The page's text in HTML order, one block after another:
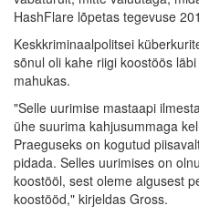
HashFlare lõpetas tegevuse
Keskkriminaalpolitsei
sõnul oli kahe riigi koostöös
mahukas.
"Selle uurimise mastaapi
ühe suurima kahjusummaga
Praeguseks on kogutud
pidada. Selles uurimises on
koostööl, sest oleme algusest
koostööd," kirjeldas Gross.